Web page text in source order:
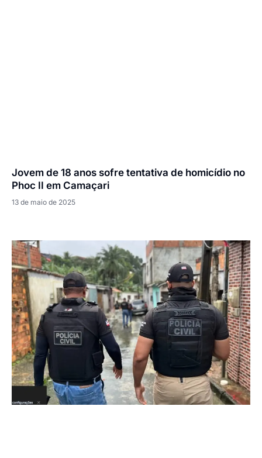
Jovem de 18 anos sofre tentativa de homicídio no
Phoc II em Camaçari
13 de maio de 2025